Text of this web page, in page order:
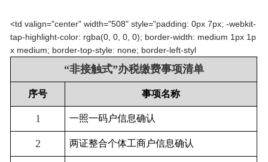
<td valign="center" width="508" style="padding: 0px 7px; -webkit-
tap-highlight-color: rgba(0, 0, 0, 0); border-width: medium 1px 1p
x medium; border-top-style: none; border-left-styl
“非接触式”办税缴费事项清单
序号 事项名称
1 一照一码户信息确认
2 两证整合个体工商户信息确认